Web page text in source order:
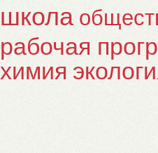
школа
рабочая
химия